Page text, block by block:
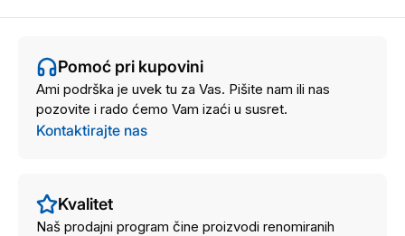
Pomoć pri kupovini
Ami podrška je uvek tu za Vas. Pišite nam ili nas
pozovite i rado ćemo Vam izaći u susret.
Kontaktirajte nas
Kvalitet
Naš prodajni program čine proizvodi renomiranih